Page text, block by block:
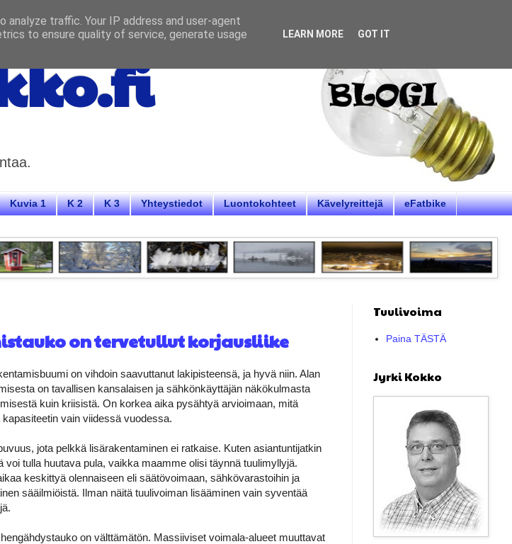
Kuvia 1 K 2 K 3 Yhteystiedot Luontokohteet Kävelyreittejä eFatbike
on tervetullut korjausliike
on vihdoin saavuttanut lakipisteensä, ja hyvä niin. Alan
on tavallisen kansalaisen ja sähkönkäyttäjän näkökulmasta
kuin kriisistä. On korkea aika pysähtyä arvioimaan, mitä
vain viidessä vuodessa.
jota pelkkä lisärakentaminen ei ratkaise. Kuten asiantuntijatkin
tulla huutava pula, vaikka maamme olisi täynnä tuulimyllyjä.
keskittyä olennaiseen eli säätövoimaan, sähkövarastoihin ja
sääilmiöistä. Ilman näitä tuulivoiman lisääminen vain syventää
on välttämätön. Massiiviset voimala-alueet muuttavat
Tuulivoima
Paina TÄSTÄ
Jyrki Kokko
traffic. Your IP address and user-agent
to ensure quality of service, generate usage
LEARN MORE GOT IT